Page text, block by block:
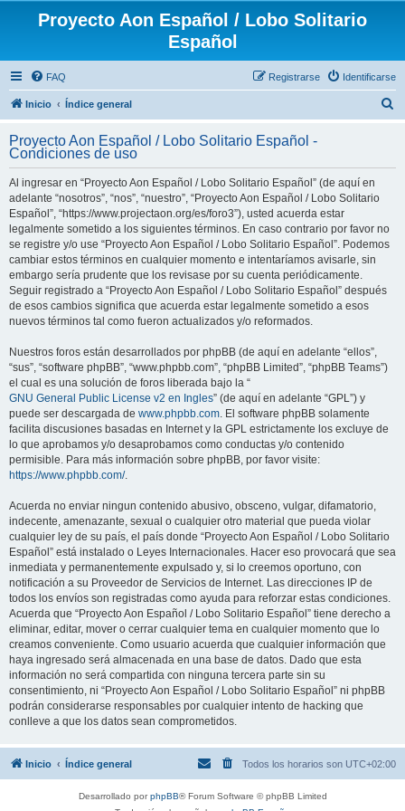
Proyecto Aon Español / Lobo Solitario
Español
FAQ Identificarse
Registrarse
Inicio Índice general
c
Proyecto Aon Español / Lobo Solitario Español -
Condiciones de uso
Al ingresar en “Proyecto Aon Español / Lobo Solitario Español” (de aquí en
adelante “nosotros”, “nos”, “nuestro”, “Proyecto Aon Español / Lobo Solitario
Español”, “https://www.projectaon.org/es/foro3”), usted acuerda estar
legalmente sometido a los siguientes términos. En caso contrario por favor no
se registre y/o use “Proyecto Aon Español / Lobo Solitario Español”. Podemos
cambiar estos términos en cualquier momento e intentaríamos avisarle, sin
embargo sería prudente que los revisase por su cuenta periódicamente.
Seguir registrado a “Proyecto Aon Español / Lobo Solitario Español” después
de esos cambios significa que acuerda estar legalmente sometido a esos
nuevos términos tal como fueron actualizados y/o reformados.
Nuestros foros están desarrollados por phpBB (de aquí en adelante “ellos”,
“sus”, “software phpBB”, “www.phpbb.com”, “phpBB Limited”, “phpBB Teams”)
el cual es una solución de foros liberada bajo la “
GNU General Public License v2 en Ingles” (de aquí en adelante “GPL”) y
puede ser descargada de www.phpbb.com. El software phpBB solamente
facilita discusiones basadas en Internet y la GPL estrictamente los excluye de
lo que aprobamos y/o desaprobamos como conductas y/o contenido
permisible. Para más información sobre phpBB, por favor visite:
https://www.phpbb.com/.
Acuerda no enviar ningun contenido abusivo, obsceno, vulgar, difamatorio,
indecente, amenazante, sexual o cualquier otro material que pueda violar
cualquier ley de su país, el país donde “Proyecto Aon Español / Lobo Solitario
Español” está instalado o Leyes Internacionales. Hacer eso provocará que sea
inmediata y permanentemente expulsado y, si lo creemos oportuno, con
notificación a su Proveedor de Servicios de Internet. Las direcciones IP de
todos los envíos son registradas como ayuda para reforzar estas condiciones.
Acuerda que “Proyecto Aon Español / Lobo Solitario Español” tiene derecho a
eliminar, editar, mover o cerrar cualquier tema en cualquier momento que lo
creamos conveniente. Como usuario acuerda que cualquier información que
haya ingresado será almacenada en una base de datos. Dado que esta
información no será compartida con ninguna tercera parte sin su
consentimiento, ni “Proyecto Aon Español / Lobo Solitario Español” ni phpBB
podrán considerarse responsables por cualquier intento de hacking que
conlleve a que los datos sean comprometidos.
Inicio Índice general Todos los horarios son UTC+02:00
Desarrollado porphpBB® Forum Software © phpBB Limited